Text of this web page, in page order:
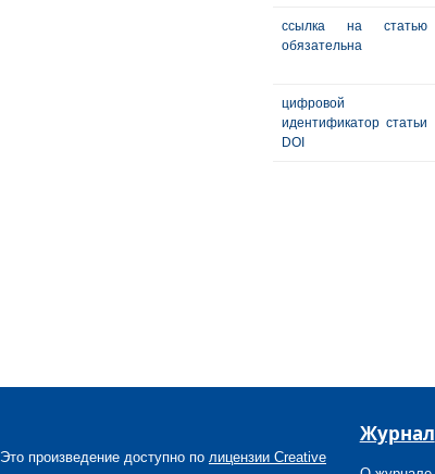
ссылка на статью
обязательна
цифровой
идентификатор статьи
DOI
Это произведение доступно по лицензии Creative
Журнал